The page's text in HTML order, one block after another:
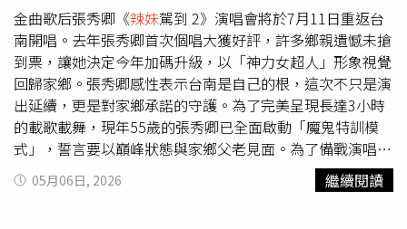
金曲歌后張秀卿《辣妹駕到 2》演唱會將於7月11日重返台
南開唱。去年張秀卿首次個唱大獲好評，許多鄉親遺憾未搶
到票，讓她決定今年加碼升級，以「神力女超人」形象視覺
回歸家鄉。張秀卿感性表示台南是自己的根，這次不只是演
出延續，更是對家鄉承諾的守護。為了完美呈現長達3小時
的載歌載舞，現年55歲的張秀卿已全面啟動「魔鬼特訓模
式」，誓言要以巔峰狀態與家鄉父老見面。為了備戰演唱
會，張秀卿在老公的精心規劃下展開全方位高壓訓練，菜單
包含一周三次、每次超過20公里的單車長征，更融入重訓、
05月06日, 2026 繼續閱讀